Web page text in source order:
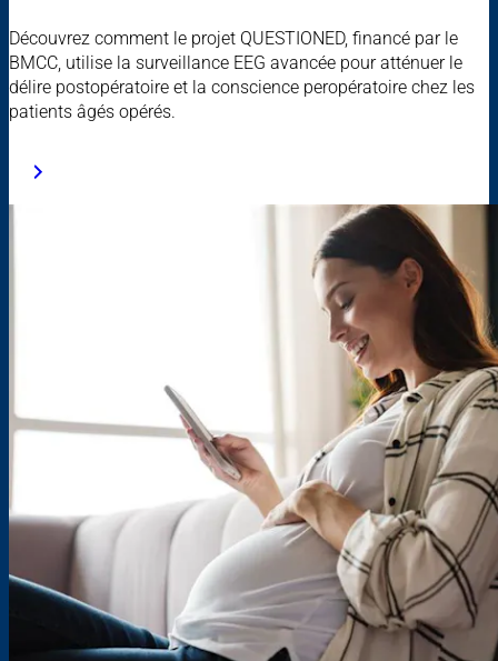
Découvrez comment le projet QUESTIONED, financé par le
BMCC, utilise la surveillance EEG avancée pour atténuer le
délire postopératoire et la conscience peropératoire chez les
patients âgés opérés.